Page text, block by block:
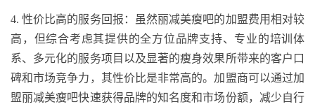
4.性价比高的服务回报：虽然丽减美瘦吧的加盟费用相对较
高，但综合考虑其提供的全方位品牌支持、专业的培训体
系、多元化的服务项目以及显著的瘦身效果所带来的客户口
碑和市场竞争力，其性价比是非常高的。加盟商可以通过加
盟丽减美瘦吧快速获得品牌的知名度和市场份额，减少自行